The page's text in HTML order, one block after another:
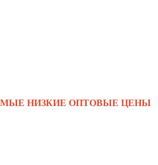
ОПТОВЫЕ ЦЕНЫ !!! .